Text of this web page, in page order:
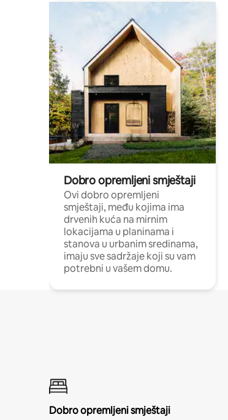
Dobro opremljeni smještaji
Ovi dobro opremljeni
smještaji, među kojima ima
drvenih kuća na mirnim
lokacijama u planinama i
stanova u urbanim sredinama,
imaju sve sadržaje koji su vam
potrebni u vašem domu.
Dobro opremljeni smještaji